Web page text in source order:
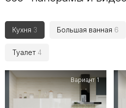
Кухня 3 Большая ванная 6
Туалет 4
Вариант 1